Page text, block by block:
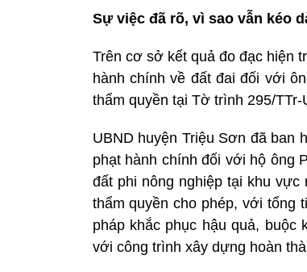
Sự việc đã rõ, vì sao vẫn kéo
Trên cơ sở kết quả đo đạc hiện
hành chính về đất đai đối với
thẩm quyền tại Tờ trình 295/
UBND huyện Triệu Sơn đã ban
phạt hành chính đối với hộ ông
đất phi nông nghiệp tại khu
thẩm quyền cho phép, với tổng
pháp khắc phục hậu quả,
với công trình xây dựng hoàn